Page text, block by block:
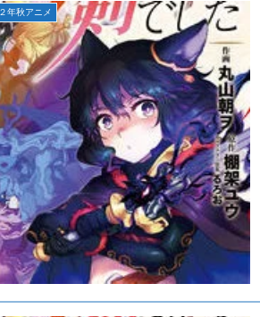
年秋アニメ